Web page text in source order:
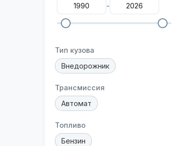
-
Тип кузова
Внедорожник
Трансмиссия
Автомат
Топливо
Бензин